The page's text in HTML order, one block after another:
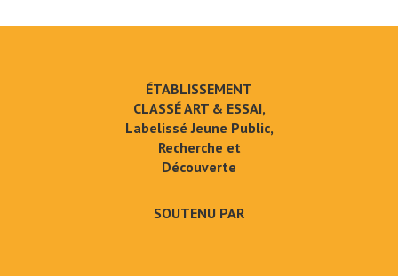
ÉTABLISSEMENT
CLASSÉ ART & ESSAI,
Labelissé Jeune Public,
Recherche et
Découverte
SOUTENU PAR